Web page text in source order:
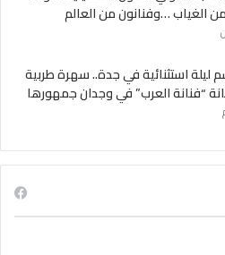
الغياب …وفنانون من العالم
ليلة استثنائية في جدة.. سهرة طربية
“فنانة العرب” في وجدان جمهورها